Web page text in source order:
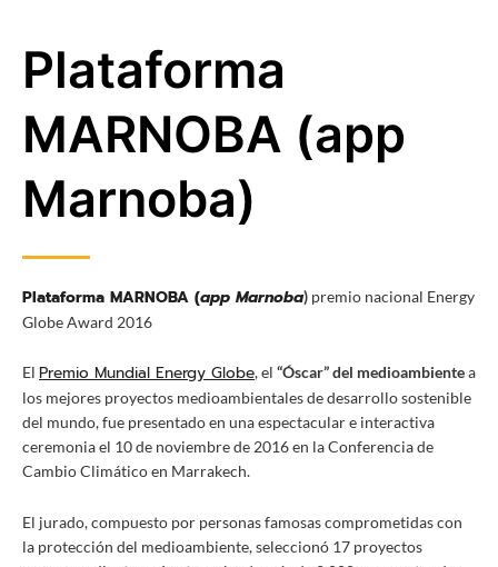
Plataforma
MARNOBA (app
Marnoba)
Plataforma MARNOBA (app Marnoba) premio nacional Energy
Globe Award 2016
El Premio Mundial Energy Globe, el “Óscar” del medioambientea
los mejores proyectos medioambientales de desarrollo sostenible
del mundo, fue presentado en una espectacular e interactiva
ceremonia el 10 de noviembre de 2016 en la Conferencia de
Cambio Climático en Marrakech.
El jurado, compuesto por personas famosas comprometidas con
la protección del medioambiente, seleccionó 17 proyectos